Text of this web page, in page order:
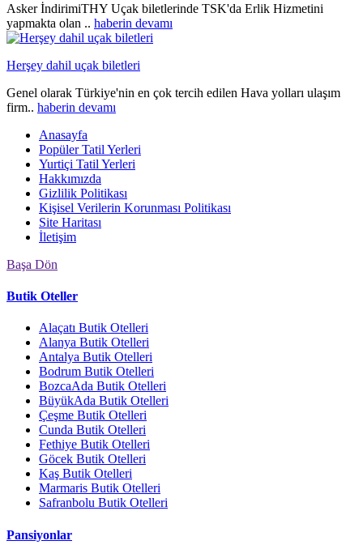
Asker İndirimiTHY Uçak biletlerinde TSK'da Erlik Hizmetini
yapmakta olan .. haberin devamı
Herşey dahil uçak biletleri
Genel olarak Türkiye'nin en çok tercih edilen Hava yolları ulaşım
firm.. haberin devamı
Anasayfa
Popüler Tatil Yerleri
Yurtiçi Tatil Yerleri
Hakkımızda
Gizlilik Politikası
Kişisel Verilerin Korunması Politikası
Site Haritası
İletişim
Başa Dön
Butik Oteller
Alaçatı Butik Otelleri
Alanya Butik Otelleri
Antalya Butik Otelleri
Bodrum Butik Otelleri
BozcaAda Butik Otelleri
BüyükAda Butik Otelleri
Çeşme Butik Otelleri
Cunda Butik Otelleri
Fethiye Butik Otelleri
Göcek Butik Otelleri
Kaş Butik Otelleri
Marmaris Butik Otelleri
Safranbolu Butik Otelleri
Pansiyonlar